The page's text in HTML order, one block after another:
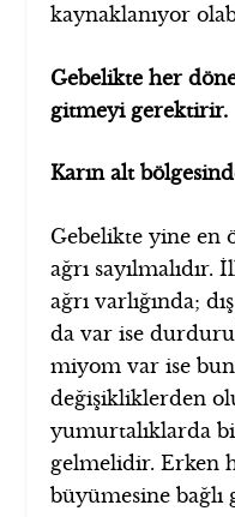
kaynaklanıyor
Gebelikte her
gitmeyi gerektirir.
Karın alt
Gebelikte yine en
ağrı
ağrı varlığında;
da var ise
miyom var ise
değişikliklerden
yumurtalıklarda
gelmelidir. Erken
büyümesine bağlı